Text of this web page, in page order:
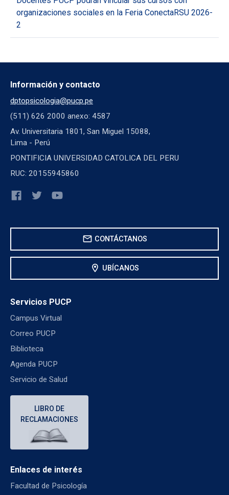
organizaciones sociales en la Feria ConectaRSU 2026-
2
Información y contacto
dptopsicologia@pucp.pe
(511) 626 2000 anexo: 4587
Av. Universitaria 1801, San Miguel 15088,
Lima - Perú
PONTIFICIA UNIVERSIDAD CATOLICA DEL PERU
RUC: 20155945860
mail CONTÁCTANOS
location_on UBÍCANOS
Servicios PUCP
Campus Virtual
Correo PUCP
Biblioteca
Agenda PUCP
Servicio de Salud
LIBRO DE
RECLAMACIONES
Enlaces de interés
Facultad de Psicología